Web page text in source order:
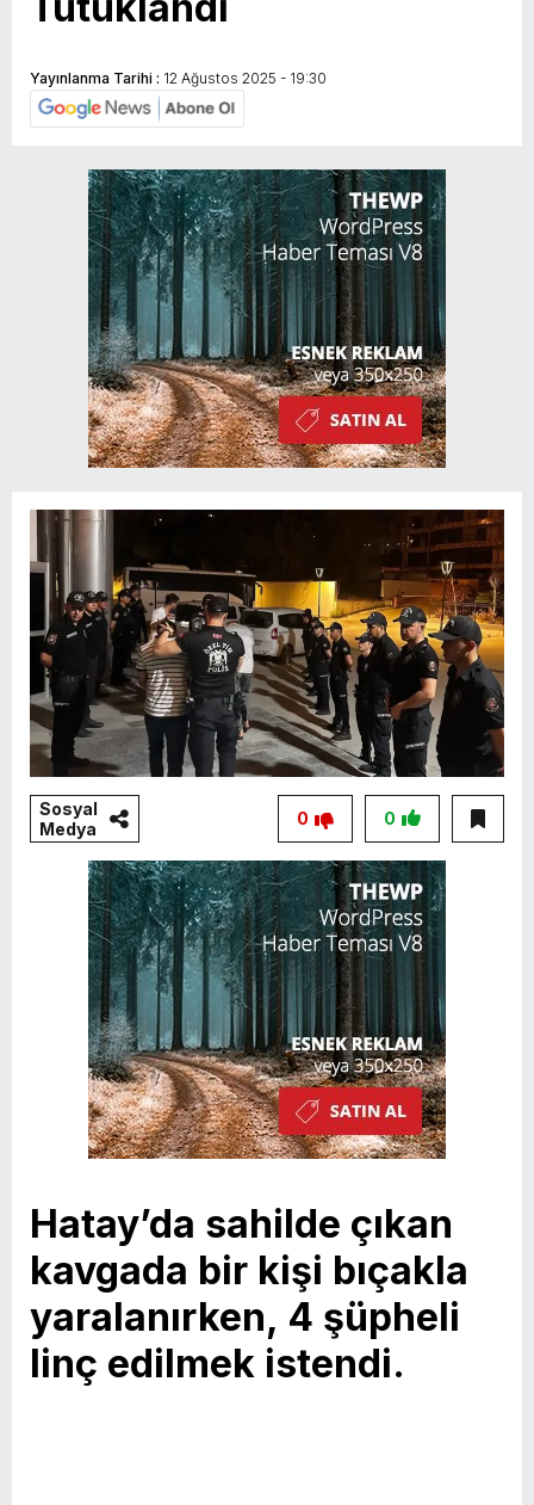
Yayınlanma Tarihi : 12 Ağustos 2025 - 19:30
Sosyal
Medya
0
0
Hatay’da sahilde çıkan
kavgada bir kişi bıçakla
yaralanırken, 4 şüpheli
linç edilmek istendi.